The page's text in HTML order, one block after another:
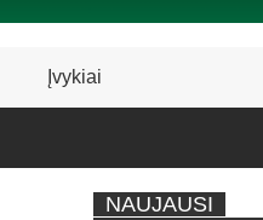
Įvykiai
NAUJAUSI